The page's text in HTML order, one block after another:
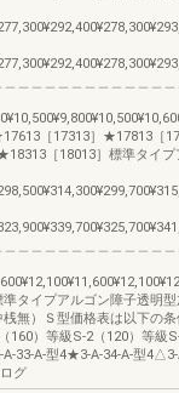
＿＿＿＿＿＿＿＿＿＿＿
［17313］★17813［
［18013］標準タイプ
＿＿＿＿＿＿＿＿＿＿＿
タイプアルゴン障子透明型
無）Ｓ型価格表は以下の
160）等級S-2（120）等級
33-A-型4★3-A-34-A-型4△3-
グ